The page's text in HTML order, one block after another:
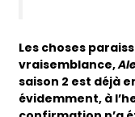
Les choses
vraisemblance,
saison 2 est déjà
évidemment, à